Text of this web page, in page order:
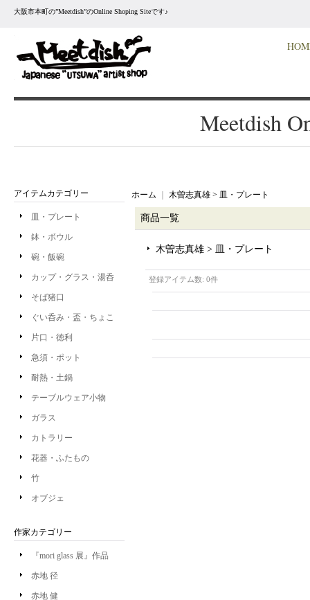
大阪市本町の”Meetdish”のOnline Shoping Siteです♪
Meetdish
アイテムカテゴリー
皿・プレート
鉢・ボウル
碗・飯碗
カップ・グラス・湯呑
そば猪口
ぐい呑み・盃・ちょこ
片口・徳利
急須・ポット
耐熱・土鍋
テーブルウェア小物
ガラス
カトラリー
花器・ふたもの
竹
オブジェ
作家カテゴリー
『mori glass 展』作品
赤地 径
赤地 健
ホーム 木曽志真雄 > 皿・プレート
商品一覧
木曽志真雄 > 皿・プレート
登録アイテム数: 0件